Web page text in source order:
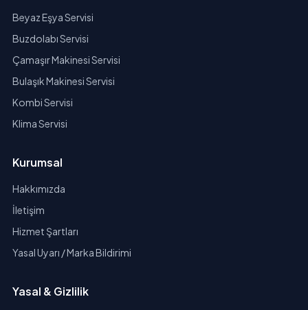
Beyaz Eşya Servisi
Buzdolabı Servisi
Çamaşır Makinesi Servisi
Bulaşık Makinesi Servisi
Kombi Servisi
Klima Servisi
Kurumsal
Hakkımızda
İletişim
Hizmet Şartları
Yasal Uyarı / Marka Bildirimi
Yasal & Gizlilik